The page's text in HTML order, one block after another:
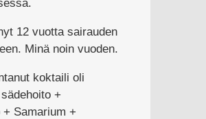
12 vuotta sairauden
Minä noin vuoden.
koktaili oli
+
Samarium +